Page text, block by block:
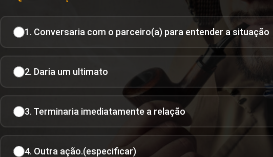
1. Conversaria com o parceiro(a) para entender a situação
2. Daria um ultimato
3. Terminaria imediatamente a relação
4. Outra ação.(especificar)